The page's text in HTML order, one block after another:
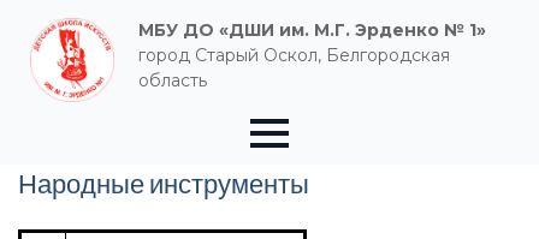
МБУ ДО «ДШИ им. М.Г. Эрденко № 1»
город Старый Оскол, Белгородская
область
Народные инструменты